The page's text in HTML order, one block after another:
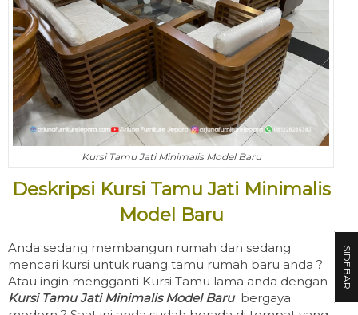
Kursi Tamu Jati Minimalis Model Baru
Deskripsi Kursi Tamu Jati Minimalis
Model Baru
Anda sedang membangun rumah dan sedang
mencari kursi untuk ruang tamu rumah baru anda ?
Atau ingin mengganti Kursi Tamu lama anda dengan
Kursi Tamu Jati Minimalis Model Baru bergaya
SIDEBAR